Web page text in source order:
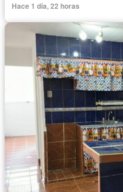
Hace 1 día, 22 horas